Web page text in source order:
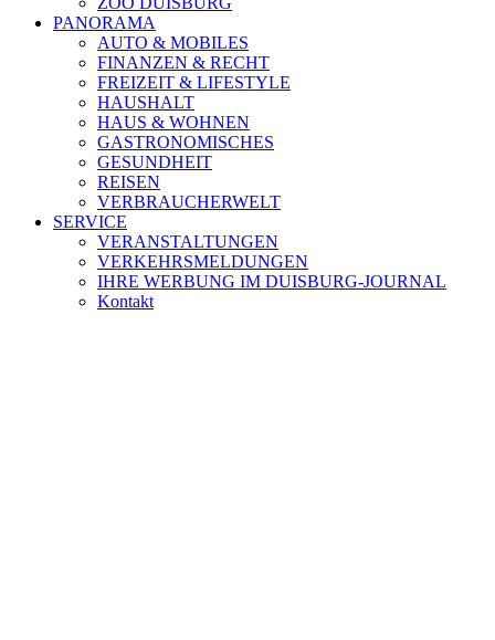
PANORAMA
AUTO & MOBILES
FINANZEN & RECHT
FREIZEIT & LIFESTYLE
HAUSHALT
HAUS & WOHNEN
GASTRONOMISCHES
GESUNDHEIT
REISEN
VERBRAUCHERWELT
SERVICE
VERANSTALTUNGEN
VERKEHRSMELDUNGEN
IHRE WERBUNG IM DUISBURG-JOURNAL
Kontakt